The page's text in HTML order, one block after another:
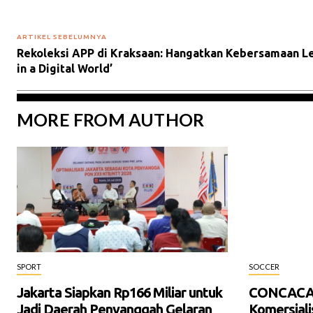
ARTIKEL SEBELUMNYA
Rekoleksi APP di Kraksaan: Hangatkan Kebersamaan
in a Digital World’
MORE FROM AUTHOR
SPORT
Jakarta Siapkan Rp166 Miliar untuk
Jadi Daerah Penyanggah Gelaran
SOCCER